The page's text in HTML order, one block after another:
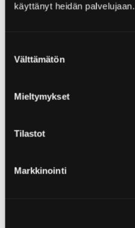
käyttänyt heidän palvelujaan.
valinta
Välttämätön
Mieltymykset
Tilastot
Markkinointi